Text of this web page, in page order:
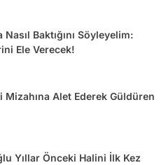
Baktığını Söyleyelim:
Ele Verecek!
Alet Ederek Güldüren
Yıllar Önceki Halini İlk Kez